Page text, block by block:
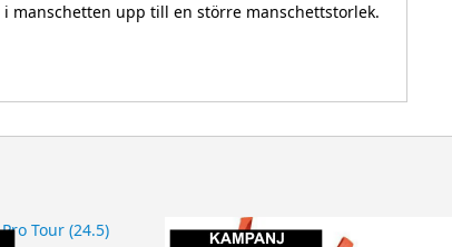
manschetten upp till en större manschettstorlek.